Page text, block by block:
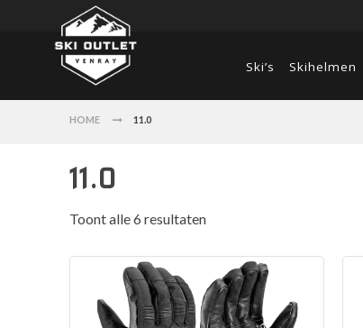
Ski’s Skihelmen
HOME 11.0
11.0
Toont alle 6 resultaten